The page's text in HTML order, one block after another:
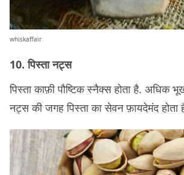
whiskaffair
10. पिस्ता नट्स
पिस्ता काफ़ी पौष्टिक स्नैक्स होता है. अधिक
नट्स की जगह पिस्ता का सेवन फ़ायदेमंद होता